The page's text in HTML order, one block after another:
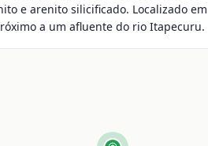
e arenito silicificado. Localizado em
a um afluente do rio Itapecuru.